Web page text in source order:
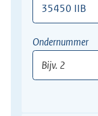
12345-
XII
Ondernummer